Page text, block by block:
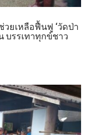
ยเหลือฟื้นฟู ‘วัดป่า
บรรเทาทุกข์ชาว